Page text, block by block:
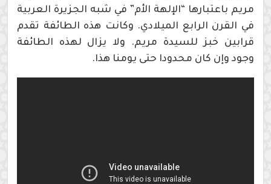
مريم باعتبارها “الإلهة الأم” في شبه الجزيرة العربية
في القرن الرابع الميلادي. وكانت هذه الطائفة تقدم
قرابين خبز للسيدة مريم. ولا يزال لهذه الطائفة
وجود وإن كان محدودا حتى يومنا هذا.